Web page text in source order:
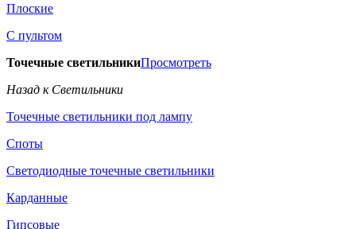
Плоские
С пультом
Точечные светильникиПросмотреть
Назад к Светильники
Точечные светильники под лампу
Споты
Светодиодные точечные светильники
Карданные
Гипсовые